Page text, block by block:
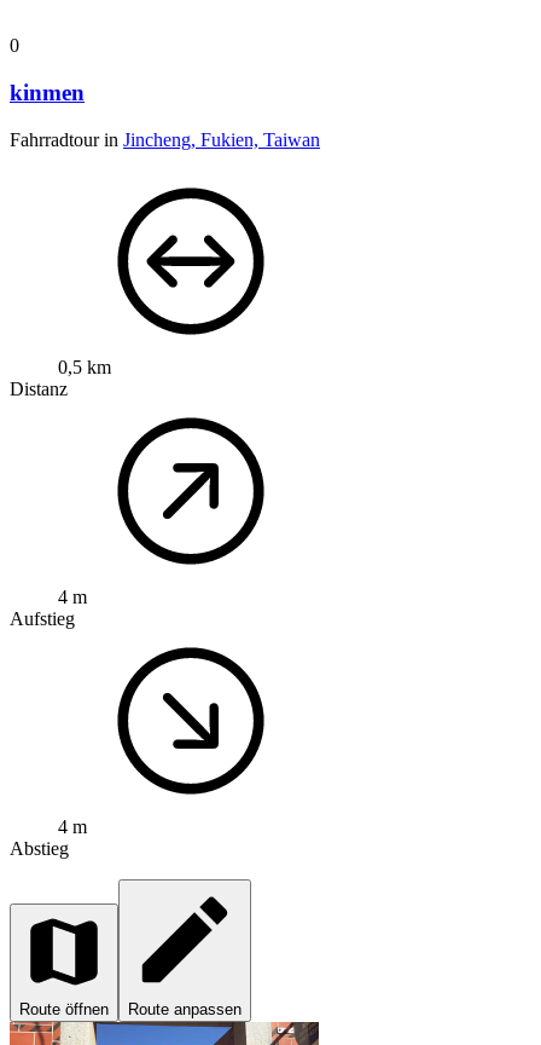
0
kinmen
Fahrradtour in Jincheng, Fukien, Taiwan
0,5 km
Distanz
4 m
Aufstieg
4 m
Abstieg
Route öffnen Route anpassen